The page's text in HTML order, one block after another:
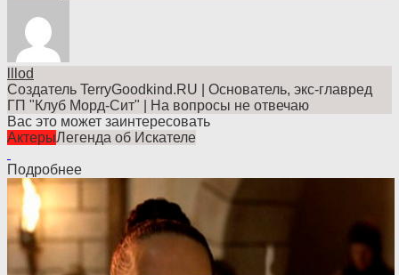
lllod
Создатель TerryGoodkind.RU | Основатель, экс-главред
ГП "Клуб Морд-Сит" | На вопросы не отвечаю
Вас это может заинтересовать
АктерыЛегенда об Искателе
Подробнее